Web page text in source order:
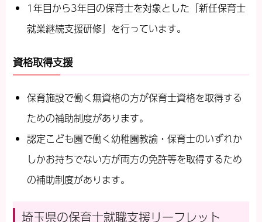
1年目から3年目の保育士を対象とした「新任保育士
就業継続支援研修」を行っています。
資格取得支援
保育施設で働く無資格の方が保育士資格を取得する
ための補助制度があります。
認定こども園で働く幼稚園教諭・保育士のいずれか
しかお持ちでない方が両方の免許等を取得するため
の補助制度があります。
埼玉県の保育士就職支援リーフレット